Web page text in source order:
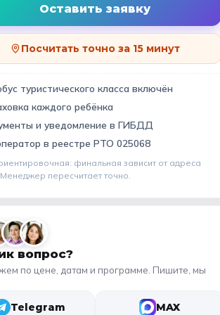
музей
Золотое кольцо
Оставить заявку
Посчитать точно за 15 минут
туристического класса включён
каждого ребёнка
и уведомление в ГИБДД
в реестре РТО 025068
финальная зависит от адреса
пересчитает точно.
вопрос?
по цене, датам и программе. Пишите, мы
Telegram MAX